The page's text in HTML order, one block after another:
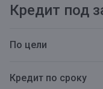
Кредит под
По цели
Кредит по сроку